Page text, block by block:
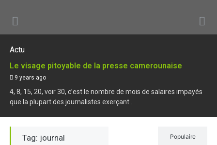
Actu
Le visage pitoyable de la presse camerounaise
9 years ago
4, 8, 15, 20, voir 30, c’est le nombre de mois de salaires impayés
que la plupart des journalistes exerçant...
Tag: journal Populaire